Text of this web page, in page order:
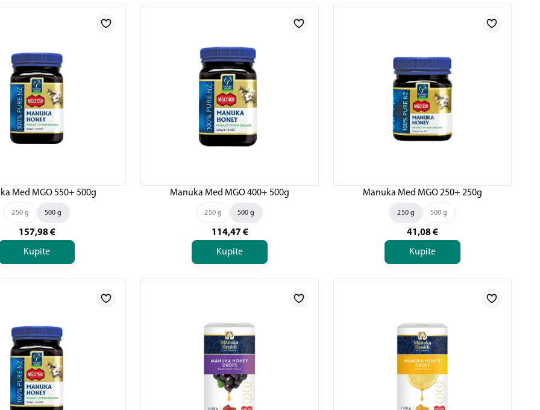
Med MGO 550+ 500g
250 g 500 g
157,98 €
Kupite
Manuka Med MGO 400+ 500g
250 g 500 g
114,47 €
Kupite
Manuka Med MGO 250+ 250g
250 g 500 g
41,08€
Kupite